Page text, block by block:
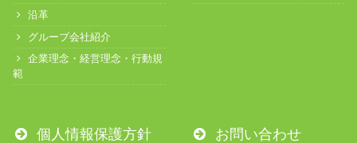
沿革
グループ会社紹介
企業理念・経営理念・行動規
範
個人情報保護方針 お問い合わせ